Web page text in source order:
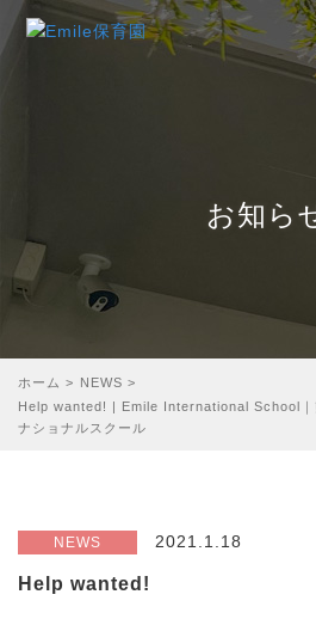
お知ら
ホーム > NEWS >
Help wanted! | Emile International School｜
ナショナルスクール
NEWS 2021.1.18
Help wanted!